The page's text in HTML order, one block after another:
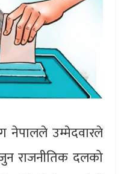
नेपालले उम्मेदवारले
जुन राजनीतिक दलको